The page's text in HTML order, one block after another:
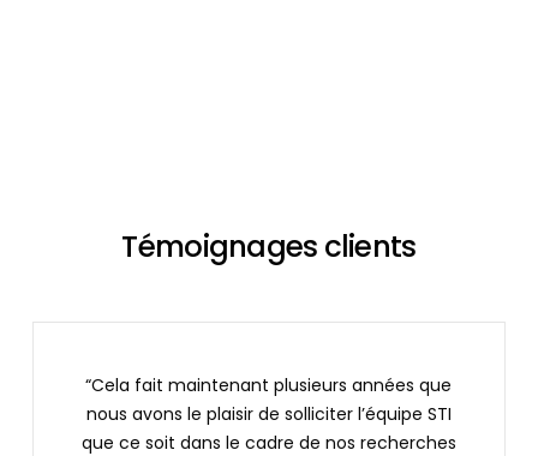
Témoignages clients
“Cela fait maintenant plusieurs années que
nous avons le plaisir de solliciter l’équipe STI
que ce soit dans le cadre de nos recherches